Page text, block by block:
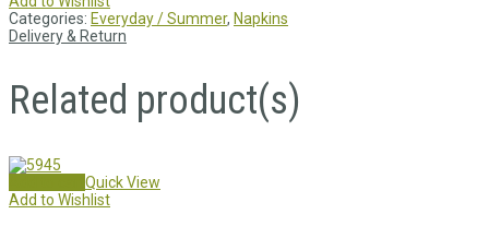
Categories: Everyday / Summer, Napkins
Delivery & Return
Related product(s)
Quick View
Add to Wishlist